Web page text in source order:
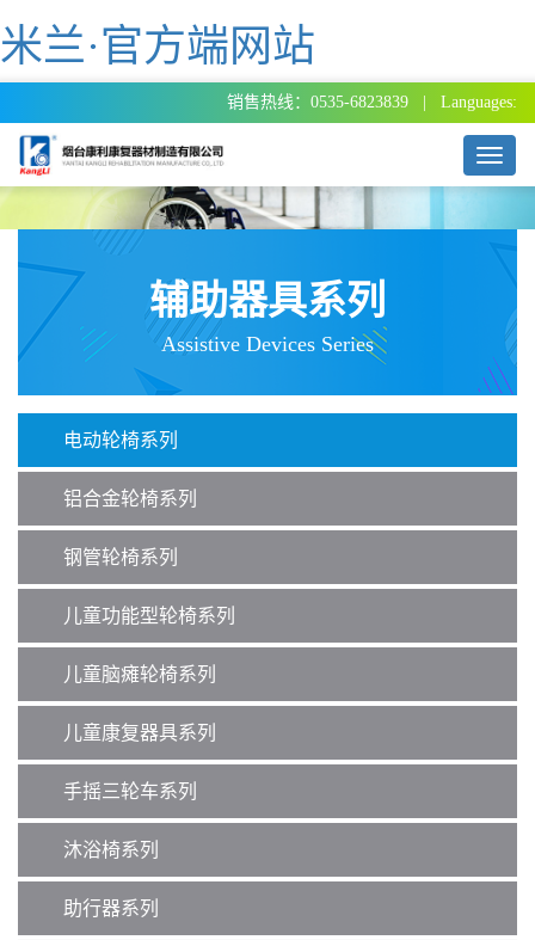
米兰·官方端网站
销售热线：0535-6823839 | Languages:
T
o
g
i
g
i
辅助器具系列
Assistive Devices Series
电动轮椅系列
铝合金轮椅系列
钢管轮椅系列
儿童功能型轮椅系列
儿童脑瘫轮椅系列
儿童康复器具系列
手摇三轮车系列
沐浴椅系列
助行器系列